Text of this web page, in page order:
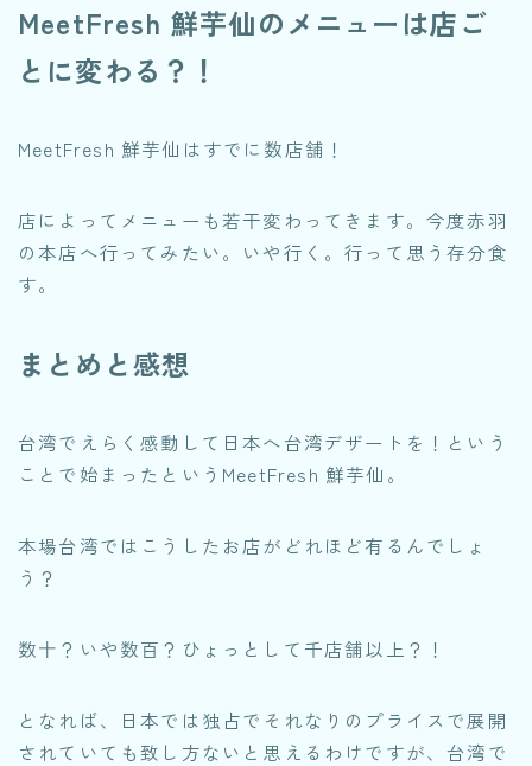
MeetFresh 鮮芋仙のメニューは店ご
とに変わる？！
MeetFresh 鮮芋仙はすでに数店舗！
店によってメニューも若干変わってきます。今度赤羽
の本店へ行ってみたい。いや行く。行って思う存分食
す。
まとめと感想
台湾でえらく感動して日本へ台湾デザートを！という
ことで始まったというMeetFresh 鮮芋仙。
本場台湾ではこうしたお店がどれほど有るんでしょ
う？
数十？いや数百？ひょっとして千店舗以上？！
となれば、日本では独占でそれなりのプライスで展開
されていても致し方ないと思えるわけですが、台湾で